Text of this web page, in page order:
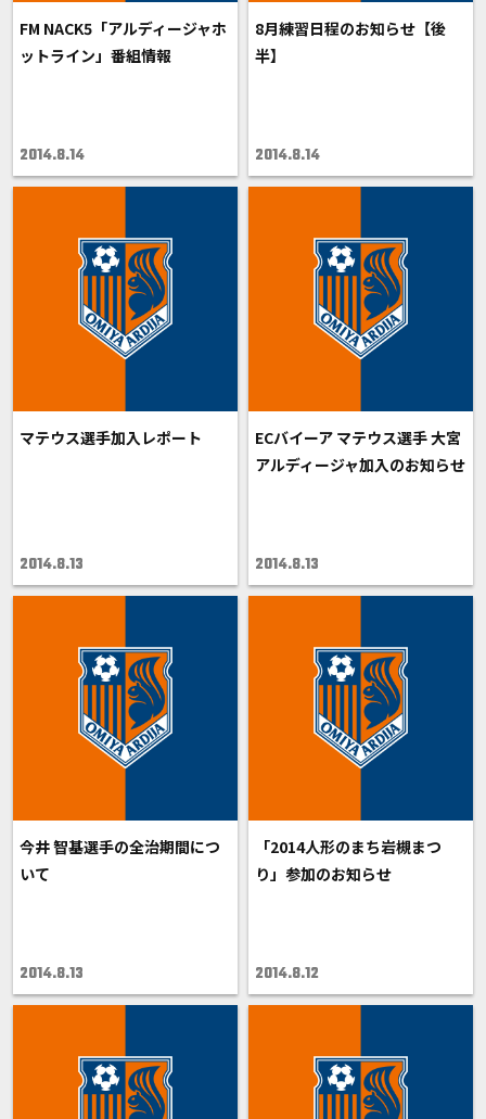
FM NACK5「アルディージャホ
ットライン」番組情報
2014.8.14
8月練習日程のお知らせ【後
半】
2014.8.14
マテウス選手加入レポート
2014.8.13
ECバイーア マテウス選手 大宮
アルディージャ加入のお知らせ
2014.8.13
今井 智基選手の全治期間につ
いて
2014.8.13
「2014人形のまち岩槻まつ
り」参加のお知らせ
2014.8.12